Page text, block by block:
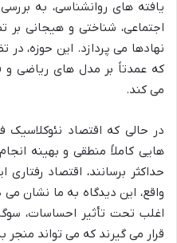
یافته های روانشناسی، به
اجتماعی، شناختی و هیجانی بر
نهادها می پردازد. این حوزه، در
که عمدتاً بر مدل های ریاضی و
می کند.
در حالی که اقتصاد نئوکلاسیک
هایی کاملاً منطقی و بهینه
حداکثر برسانند، اقتصاد
واقع، این دیدگاه به ما نشان
اغلب تحت تأثیر احساسات،
قرار می گیرند که می تواند منجر